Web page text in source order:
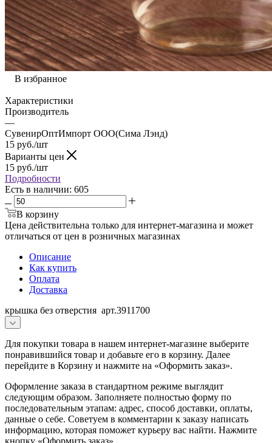
В избранное
Характеристики
Производитель
—
СувенирОптИмпорт ООО(Сима Лэнд)
15 руб./шт
Варианты цен
15 руб./шт
Подробности
Есть в наличии: 605
В корзину
Цена действительна только для интернет-магазина и может
отличаться от цен в розничных магазинах
Описание
Как купить
Оплата
Доставка
крышка без отверстия арт.3911700
Для покупки товара в нашем интернет-магазине выберите
понравившийся товар и добавьте его в корзину. Далее
перейдите в Корзину и нажмите на «Оформить заказ».
Оформление заказа в стандартном режиме выглядит
следующим образом. Заполняете полностью форму по
последовательным этапам: адрес, способ доставки, оплаты,
данные о себе. Советуем в комментарии к заказу написать
информацию, которая поможет курьеру вас найти. Нажмите
кнопку «Оформить заказ».